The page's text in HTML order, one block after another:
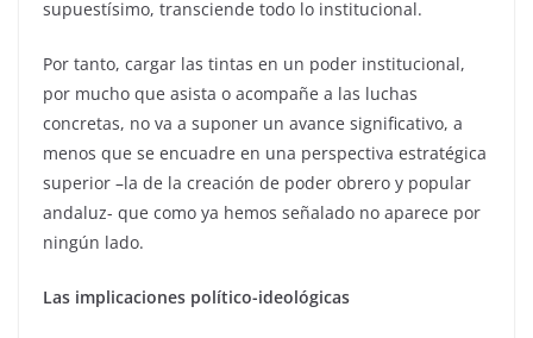
supuestísimo, transciende todo lo institucional.
Por tanto, cargar las tintas en un poder institucional,
por mucho que asista o acompañe a las luchas
concretas, no va a suponer un avance significativo, a
menos que se encuadre en una perspectiva estratégica
superior –la de la creación de poder obrero y popular
andaluz- que como ya hemos señalado no aparece por
ningún lado.
Las implicaciones político-ideológicas